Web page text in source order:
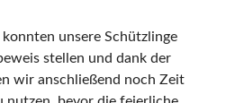
konnten unsere Schützlinge
stellen und dank der
wir anschließend noch Zeit